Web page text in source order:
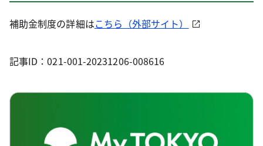
補助金制度の詳細はこちら（外部サイト）
記事ID：021-001-20231206-008616